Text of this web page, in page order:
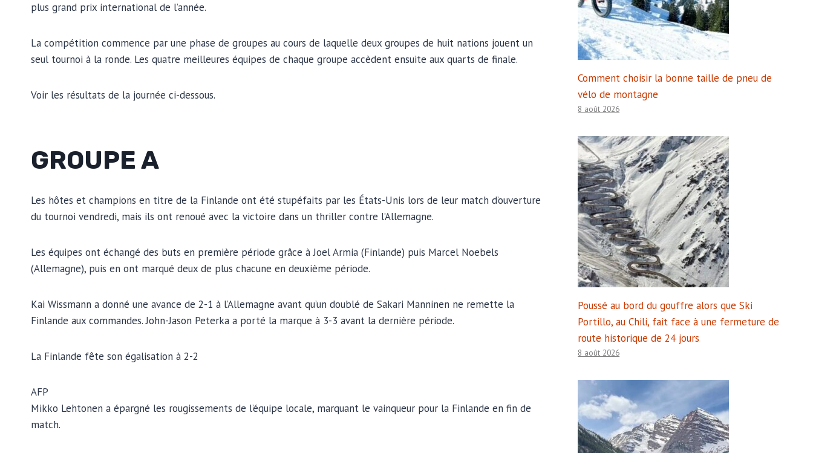
plus grand prix international de l’année.
La compétition commence par une phase de groupes au cours de laquelle deux groupes de huit nations jouent un
seul tournoi à la ronde. Les quatre meilleures équipes de chaque groupe accèdent ensuite aux quarts de finale.
Voir les résultats de la journée ci-dessous.
GROUPE A
Les hôtes et champions en titre de la Finlande ont été stupéfaits par les États-Unis lors de leur match d’ouverture
du tournoi vendredi, mais ils ont renoué avec la victoire dans un thriller contre l’Allemagne.
Les équipes ont échangé des buts en première période grâce à Joel Armia (Finlande) puis Marcel Noebels
(Allemagne), puis en ont marqué deux de plus chacune en deuxième période.
Kai Wissmann a donné une avance de 2-1 à l’Allemagne avant qu’un doublé de Sakari Manninen ne remette la
Finlande aux commandes. John-Jason Peterka a porté la marque à 3-3 avant la dernière période.
La Finlande fête son égalisation à 2-2
AFP
Mikko Lehtonen a épargné les rougissements de l’équipe locale, marquant le vainqueur pour la Finlande en fin de
match.
Comment choisir la bonne taille de pneu de
vélo de montagne
8 août 2026
Poussé au bord du gouffre alors que Ski
Portillo, au Chili, fait face à une fermeture de
route historique de 24 jours
8 août 2026